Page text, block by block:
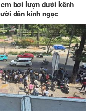
2 giờ
nước
đi xem
khi thấy
này của
bơi lượn dưới kênh
dân kinh ngạc